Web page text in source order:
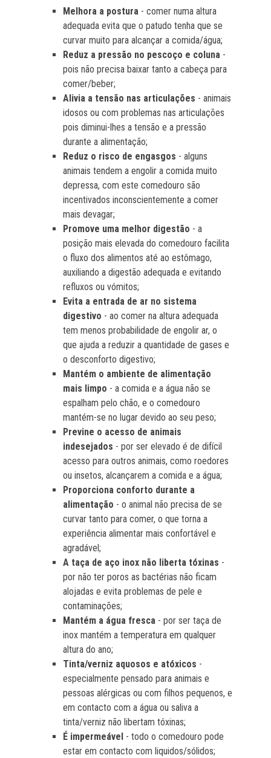
Melhora a postura - comer numa altura
adequada evita que o patudo tenha que se
curvar muito para alcançar a comida/água;
Reduz a pressão no pescoço e coluna -
pois não precisa baixar tanto a cabeça para
comer/beber;
Alivia a tensão nas articulações - animais
idosos ou com problemas nas articulações
pois diminui-lhes a tensão e a pressão
durante a alimentação;
Reduz o risco de engasgos - alguns
animais tendem a engolir a comida muito
depressa, com este comedouro são
incentivados inconscientemente a comer
mais devagar;
Promove uma melhor digestão - a
posição mais elevada do comedouro facilita
o fluxo dos alimentos até ao estômago,
auxiliando a digestão adequada e evitando
refluxos ou vómitos;
Evita a entrada de ar no sistema
digestivo - ao comer na altura adequada
tem menos probabilidade de engolir ar, o
que ajuda a reduzir a quantidade de gases e
o desconforto digestivo;
Mantém o ambiente de alimentação
mais limpo - a comida e a água não se
espalham pelo chão, e o comedouro
mantém-se no lugar devido ao seu peso;
Previne o acesso de animais
indesejados - por ser elevado é de difícil
acesso para outros animais, como roedores
ou insetos, alcançarem a comida e a água;
Proporciona conforto durante a
alimentação - o animal não precisa de se
curvar tanto para comer, o que torna a
experiência alimentar mais confortável e
agradável;
A taça de aço inox não liberta tóxinas -
por não ter poros as bactérias não ficam
alojadas e evita problemas de pele e
contaminações;
Mantém a água fresca - por ser taça de
inox mantém a temperatura em qualquer
altura do ano;
Tinta/verniz aquosos e atóxicos -
especialmente pensado para animais e
pessoas alérgicas ou com filhos pequenos, e
em contacto com a água ou saliva a
tinta/verniz não libertam tóxinas;
É impermeável - todo o comedouro pode
estar em contacto com liquidos/sólidos;